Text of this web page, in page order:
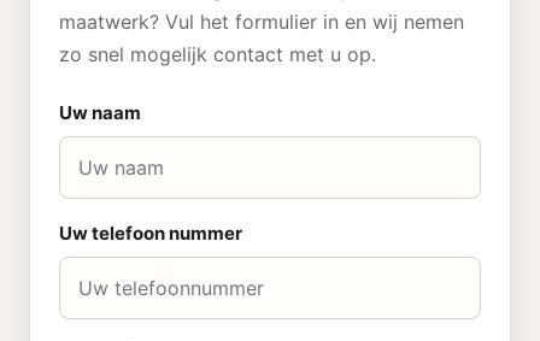
maatwerk? Vul het formulier in en wij nemen
zo snel mogelijk contact met u op.
Uw naam
Uw telefoon nummer